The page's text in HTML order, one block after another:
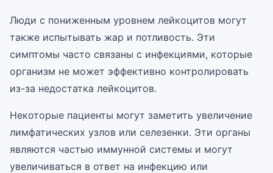
Люди с пониженным уровнем лейкоцитов могут
также испытывать жар и потливость. Эти
симптомы часто связаны с инфекциями, которые
организм не может эффективно контролировать
из-за недостатка лейкоцитов.
Некоторые пациенты могут заметить увеличение
лимфатических узлов или селезенки. Эти органы
являются частью иммунной системы и могут
увеличиваться в ответ на инфекцию или